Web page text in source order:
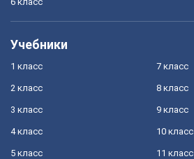
Учебники
1 класс
2 класс
3 класс
4 класс
5 класс
7 класс
8 класс
9 класс
10 класс
11 класс